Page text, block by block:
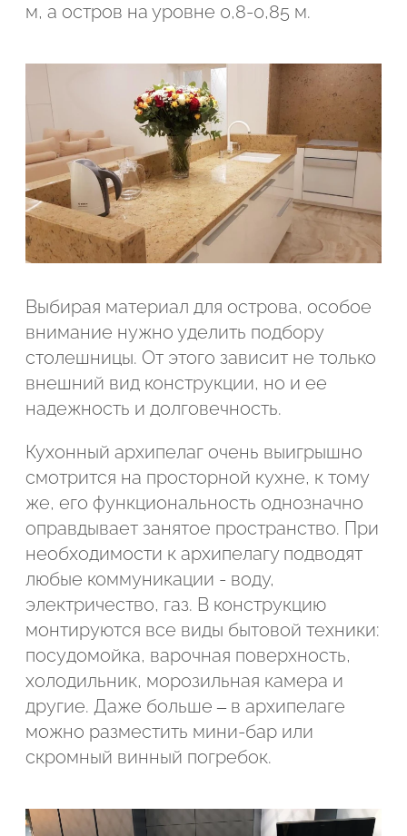
м, а остров на уровне 0,8-0,85 м.
Выбирая материал для острова, особое
внимание нужно уделить подбору
столешницы. От этого зависит не только
внешний вид конструкции, но и ее
надежность и долговечность.
Кухонный архипелаг очень выигрышно
смотрится на просторной кухне, к тому
же, его функциональность однозначно
оправдывает занятое пространство. При
необходимости к архипелагу подводят
любые коммуникации - воду,
электричество, газ. В конструкцию
монтируются все виды бытовой техники:
посудомойка, варочная поверхность,
холодильник, морозильная камера и
другие. Даже больше – в архипелаге
можно разместить мини-бар или
скромный винный погребок.